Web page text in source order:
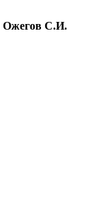
Ожегов С.И.